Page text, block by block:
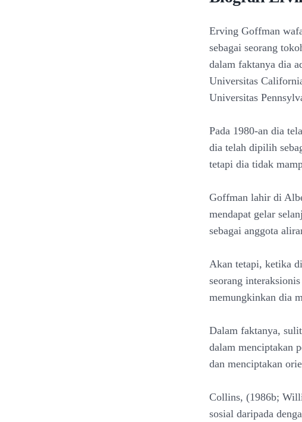
Erving Goffman
sebagai seorang
dalam faktanya dia
Universitas
Universitas
Pada 1980-an dia
dia telah dipilih
tetapi dia tidak
Goffman lahir di
mendapat gelar
sebagai anggota
Akan tetapi, ketika
seorang
memungkinkan dia
Dalam faktanya,
dalam menciptakan
dan menciptakan
Collins, (1986b;
sosial daripada